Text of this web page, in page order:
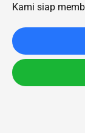
Kami siap